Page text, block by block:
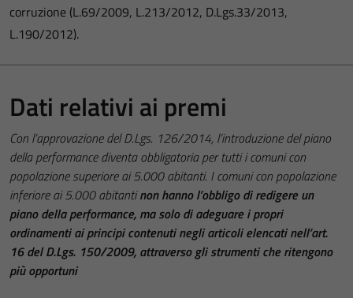
corruzione (L.69/2009, L.213/2012, D.Lgs.33/2013,
L.190/2012).
Dati relativi ai premi
Con l’approvazione del D.Lgs. 126/2014, l’introduzione del piano
della performance diventa obbligatoria per tutti i comuni con
popolazione superiore ai 5.000 abitanti. I comuni con popolazione
inferiore ai 5.000 abitantinon hanno l’obbligo di redigere un
piano della performance, ma solo di adeguare i propri
ordinamenti ai principi contenuti negli articoli elencati nell’art.
16 del D.Lgs. 150/2009, attraverso gli strumenti che ritengono
più opportuni